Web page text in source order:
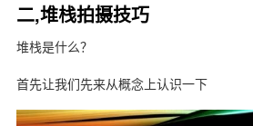
二,堆栈拍摄技巧
堆栈是什么？
首先让我们先来从概念上认识一下